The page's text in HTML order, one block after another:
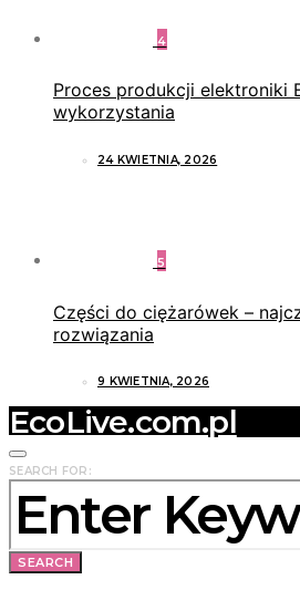
4
Proces produkcji elektroniki
wykorzystania
24 KWIETNIA, 2026
5
Części do ciężarówek –
rozwiązania
9 KWIETNIA, 2026
EcoLive.com.pl
SEARCH FOR:
SEARCH